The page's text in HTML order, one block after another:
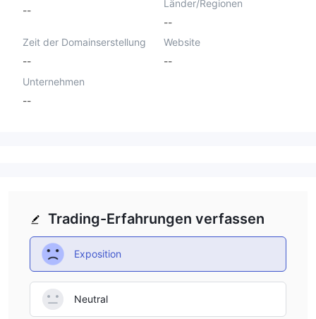
--
Länder/Regionen
--
Zeit der Domainserstellung
--
Website
--
Unternehmen
--
Trading-Erfahrungen verfassen
Exposition
Neutral